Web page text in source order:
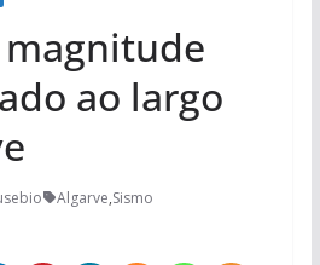
ao largo
Algarve,Sismo